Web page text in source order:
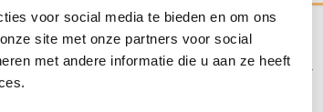
voor social media te bieden en om ons
site met onze partners voor social
met andere informatie die u aan ze heeft